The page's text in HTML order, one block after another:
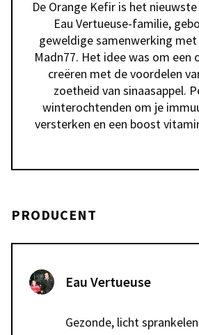
De Orange Kefir is het
Eau Vertueuse-familie,
geweldige samenwerking
Madn77. Het idee was om
creëren met de voordelen
zoetheid van sinaasappel.
winterochtenden om je
versterken en een boost
PRODUCENT
Eau Vertueuse
Gezonde, licht